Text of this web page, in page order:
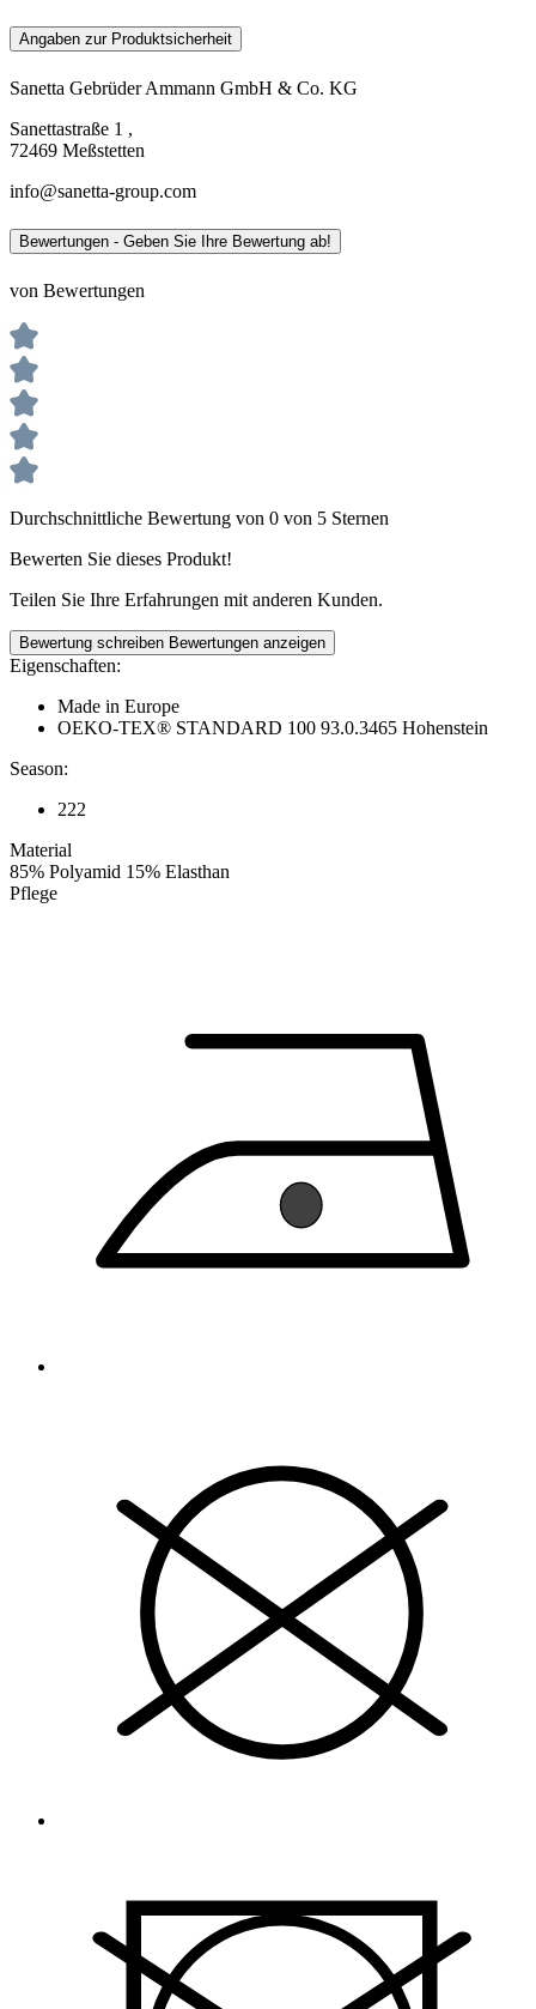
Angaben zur Produktsicherheit
Sanetta Gebrüder Ammann GmbH & Co. KG
Sanettastraße 1 ,
72469 Meßstetten
info@sanetta-group.com
Bewertungen - Geben Sie Ihre Bewertung ab!
von Bewertungen
Durchschnittliche Bewertung von 0 von 5 Sternen
Bewerten Sie dieses Produkt!
Teilen Sie Ihre Erfahrungen mit anderen Kunden.
Bewertung schreiben Bewertungen anzeigen
Eigenschaften:
Made in Europe
OEKO-TEX® STANDARD 100 93.0.3465 Hohenstein
Season:
222
Material
85% Polyamid 15% Elasthan
Pflege